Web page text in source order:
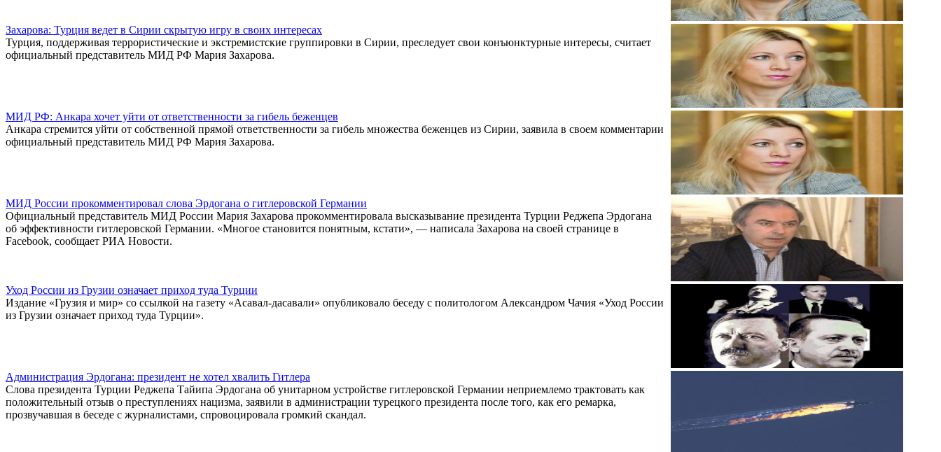
Захарова: Турция ведет в Сирии скрытую игру в своих интересах
Турция, поддерживая террористические и экстремистские группировки в Сирии, преследует свои конъюнктурные интересы, считает
официальный представитель МИД РФ Мария Захарова.
МИД РФ: Анкара хочет уйти от ответственности за гибель беженцев
Анкара стремится уйти от собственной прямой ответственности за гибель множества беженцев из Сирии, заявила в своем комментарии
официальный представитель МИД РФ Мария Захарова.
МИД России прокомментировал слова Эрдогана о гитлеровской Германии
Официальный представитель МИД России Мария Захарова прокомментировала высказывание президента Турции Реджепа Эрдогана
об эффективности гитлеровской Германии. «Многое становится понятным, кстати», — написала Захарова на своей странице в
Facebook, сообщает РИА Новости.
Уход России из Грузии означает приход туда Турции
Издание «Грузия и мир» со ссылкой на газету «Асавал-дасавали» опубликовало беседу с политологом Александром Чачия «Уход России
из Грузии означает приход туда Турции».
Администрация Эрдогана: президент не хотел хвалить Гитлера
Слова президента Турции Реджепа Тайипа Эрдогана об унитарном устройстве гитлеровской Германии неприемлемо трактовать как
положительный отзыв о преступлениях нацизма, заявили в администрации турецкого президента после того, как его ремарка,
прозвучавшая в беседе с журналистами, спровоцировала громкий скандал.